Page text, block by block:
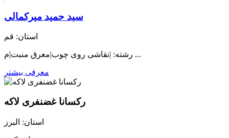
سید حمید میرکمالی
استان: قم
رشته: |نقاشی روی چوب|معرق منبت|م ...
معرفی بیشتر
رکسانا غضنفری لاکه
استان: البرز